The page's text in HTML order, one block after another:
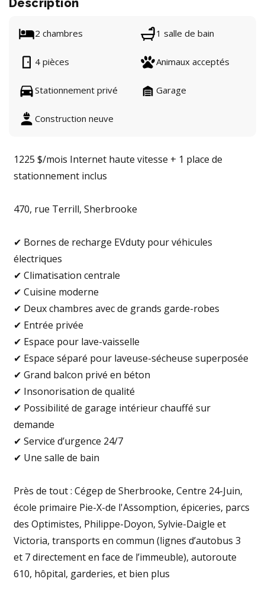
2 chambres 1 salle de bain
4 pièces Animaux acceptés
Stationnement privé Garage
Construction neuve
1225 $/mois Internet haute vitesse + 1 place de
stationnement inclus
470, rue Terrill, Sherbrooke
✔ Bornes de recharge EVduty pour véhicules
électriques
✔ Climatisation centrale
✔ Cuisine moderne
✔ Deux chambres avec de grands garde-robes
✔ Entrée privée
✔ Espace pour lave-vaisselle
✔ Espace séparé pour laveuse-sécheuse superposée
✔ Grand balcon privé en béton
✔ Insonorisation de qualité
✔ Possibilité de garage intérieur chauffé sur
demande
✔ Service d’urgence 24/7
✔ Une salle de bain
Près de tout : Cégep de Sherbrooke, Centre 24-Juin,
école primaire Pie-X-de l'Assomption, épiceries, parcs
des Optimistes, Philippe-Doyon, Sylvie-Daigle et
Victoria, transports en commun (lignes d’autobus 3
et 7 directement en face de l’immeuble), autoroute
610, hôpital, garderies, et bien plus